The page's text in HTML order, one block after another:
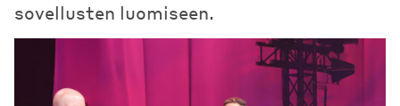
sovellusten luomiseen.